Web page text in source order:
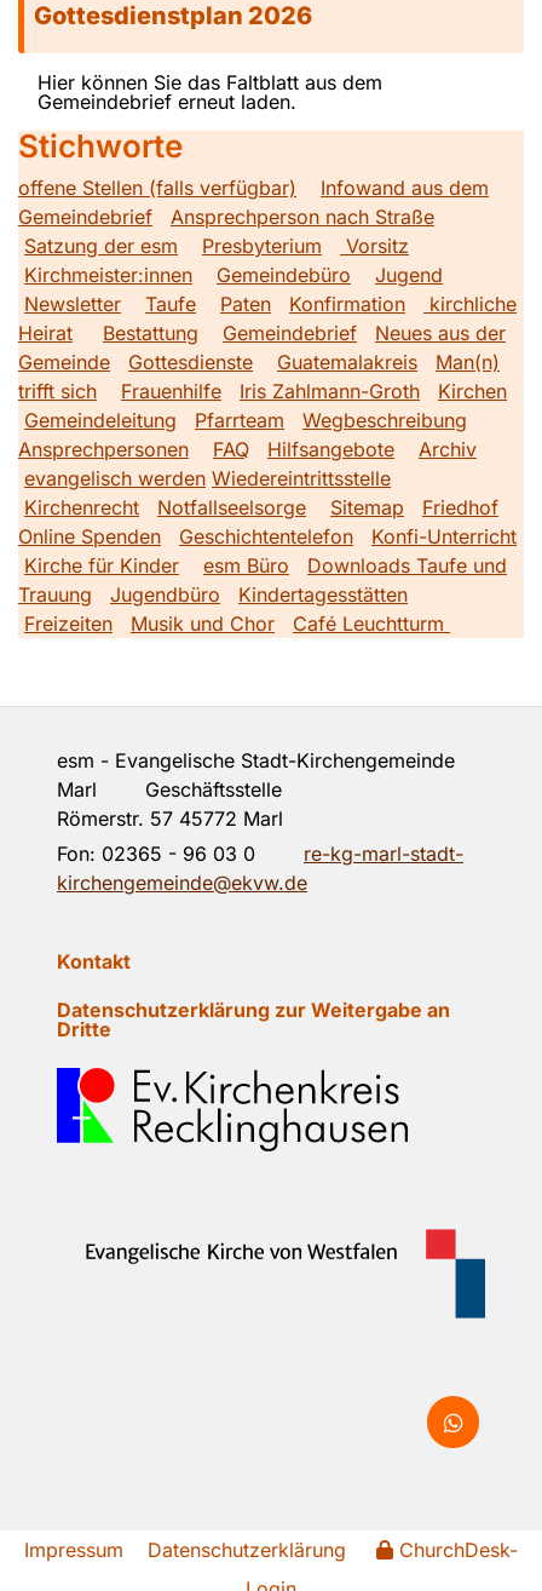
Gottesdienstplan 2026
Hier können Sie das Faltblatt aus dem
Gemeindebrief erneut laden.
Stichworte
offene Stellen (falls verfügbar)
Infowand aus dem
Gemeindebrief
Ansprechperson nach Straße
Satzung der esm
Presbyterium
Vorsitz
Kirchmeister:innen
Gemeindebüro
Jugend
Newsletter
Taufe Paten Konfirmation
kirchliche
Heirat
Bestattung Gemeindebrief
Neues aus der
Gemeinde
Gottesdienste Guatemalakreis
Man(n)
trifft sich
Frauenhilfe Iris Zahlmann-Groth
Kirchen
Gemeindeleitung
Pfarrteam
Wegbeschreibung
Ansprechpersonen
FAQ Hilfsangebote
Archiv
evangelisch werden Wiedereintrittsstelle
Kirchenrecht
Notfallseelsorge Sitemap
Friedhof
Online Spenden
Geschichtentelefon
Konfi-Unterricht
Kirche für Kinder
esm Büro
Downloads Taufe und
Trauung
Jugendbüro
Kindertagesstätten
Freizeiten
Musik und Chor Café Leuchtturm
esm - Evangelische Stadt-Kirchengemeinde
Marl Geschäftsstelle
Römerstr. 57 45772 Marl
Fon: 02365 - 96 03 0
re-kg-marl-stadt-
kirchengemeinde@ekvw.de
Kontakt
Datenschutzerklärung zur Weitergabe an
Dritte
Impressum Datenschutzerklärung
ChurchDesk-